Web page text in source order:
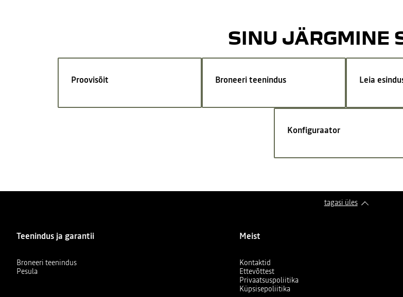
SINU JÄRGMINE
Proovisõit Broneeri teenindus Leia
Konfiguraator
tagasi üles
Teenindus ja garantii
Broneeri teenindus
Pesula
Meist
Kontaktid
Ettevõttest
Privaatsuspoliitika
Küpsisepoliitika